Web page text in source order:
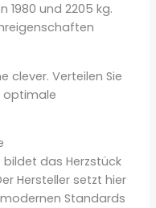
1980 und 2205 kg.
clever. Verteilen Sie
optimale
das Herzstück
Hersteller setzt hier
Standards